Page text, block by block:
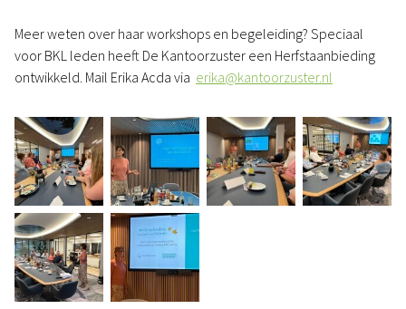
Meer weten over haar workshops en begeleiding? Speciaal
voor BKL leden heeft De Kantoorzuster een Herfstaanbieding
ontwikkeld. Mail Erika Acda via erika@kantoorzuster.nl